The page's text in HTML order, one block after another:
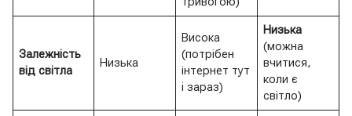
Залежність
від світла
Низька
Висока
(потрібен
інтернет тут
і зараз)
Низька
(можна
вчитися,
коли є
світло)